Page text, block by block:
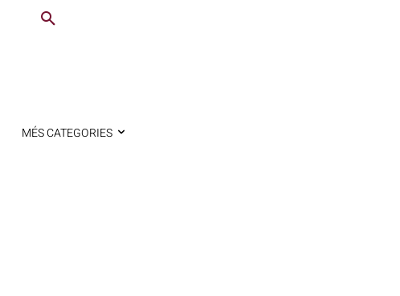
MÉS CATEGORIES